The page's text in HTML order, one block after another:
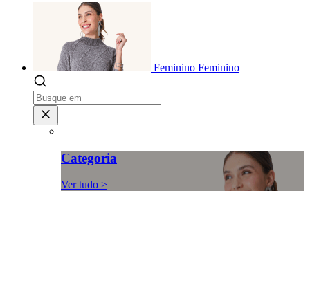
Feminino Feminino
Categoria
Ver tudo >